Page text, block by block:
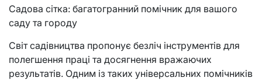
Садова сітка: багатогранний помічник для вашого
саду та городу
Світ садівництва пропонує безліч інструментів для
полегшення праці та досягнення вражаючих
результатів. Одним із таких універсальних помічників